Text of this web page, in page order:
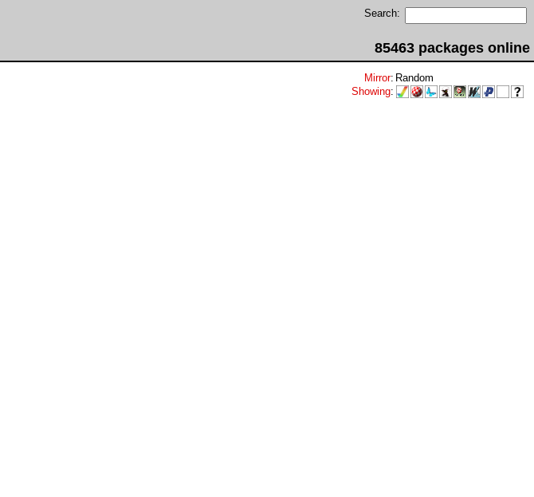
Search:
85463 packages online
Mirror: Random
Showing: